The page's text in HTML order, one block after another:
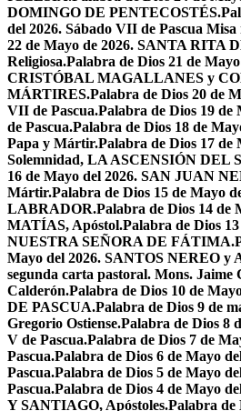
DOMINGO DE PENTECOSTÉS.
del 2026. Sábado VII de Pascua
22 de Mayo de 2026. SANTA RITA
Religiosa.Palabra de Dios 21 de
CRISTÓBAL MAGALLANES y
MÁRTIRES.Palabra de Dios 20 de
VII de Pascua.Palabra de Dios 19
de Pascua.Palabra de Dios 18 de
Papa y Mártir.Palabra de Dios 17 de
Solemnidad, LA ASCENSIÓN DEL
16 de Mayo del 2026. SAN JUAN
Mártir.Palabra de Dios 15 de Mayo
LABRADOR.Palabra de Dios 14 de
MATÍAS, Apóstol.Palabra de Dios
NUESTRA SEÑORA DE FÁTIMA.
Mayo del 2026. SANTOS NEREO y
segunda carta pastoral. Mons. Jaime
Calderón.Palabra de Dios 10 de
DE PASCUA.Palabra de Dios 9 de
Gregorio Ostiense.Palabra de Dios 8
V de Pascua.Palabra de Dios 7 de
Pascua.Palabra de Dios 6 de Mayo
Pascua.Palabra de Dios 5 de Mayo
Pascua.Palabra de Dios 4 de Mayo
Y SANTIAGO, Apóstoles.Palabra de